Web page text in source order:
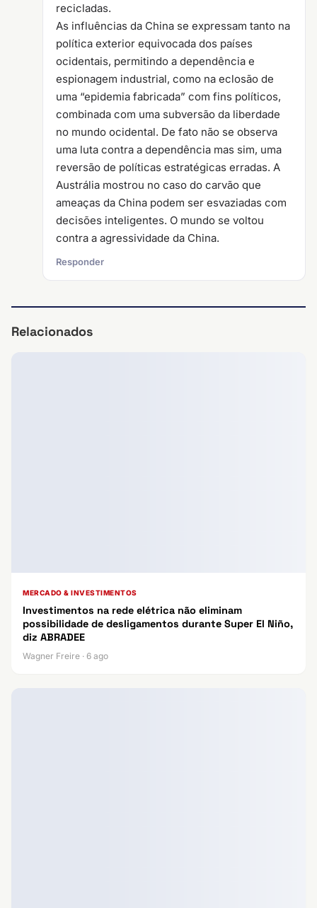
recicladas.
As influências da China se expressam tanto na
política exterior equivocada dos países
ocidentais, permitindo a dependência e
espionagem industrial, como na eclosão de
uma “epidemia fabricada” com fins políticos,
combinada com uma subversão da liberdade
no mundo ocidental. De fato não se observa
uma luta contra a dependência mas sim, uma
reversão de políticas estratégicas erradas. A
Austrália mostrou no caso do carvão que
ameaças da China podem ser esvaziadas com
decisões inteligentes. O mundo se voltou
contra a agressividade da China.
Responder
Relacionados
MERCADO & INVESTIMENTOS
Investimentos na rede elétrica não eliminam
possibilidade de desligamentos durante Super El Niño,
diz ABRADEE
Wagner Freire · 6 ago